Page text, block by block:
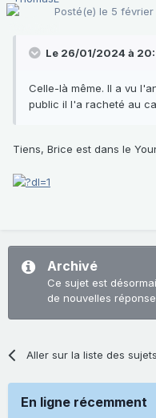
Posté(e) le 5
Le 26/01/2024 à
Celle-là même. Il a vu
public il l'a racheté au
Tiens, Brice est dans le
Archivé
Ce sujet est
de nouvelles
Aller sur la liste des sujets
En ligne récemment